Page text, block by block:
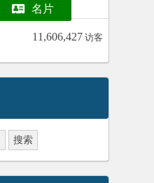
名片
11,606,427 访客